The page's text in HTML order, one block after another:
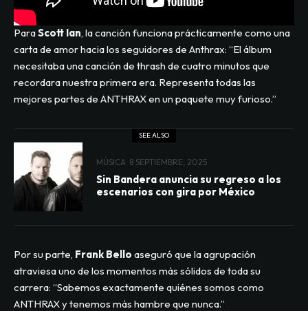
ParaScott Ian, la canción funciona prácticamente como una
carta de amor hacia los seguidores de Anthrax: “El álbum
necesitaba una canción de thrash de cuatro minutos que
recordara nuestra primera era. Representa todas las
mejores partes de ANTHRAX en un paquete muy furioso.”
SEE ALSO
MÚSICA 8 SEPTIEMBRE, 2025
Sin Bandera anuncia su regreso a los
escenarios con gira por México
Por su parte, Frank Bello aseguró que la agrupación
atraviesa uno de los momentos más sólidos de toda su
carrera: “Sabemos exactamente quiénes somos como
ANTHRAX y tenemos más hambre que nunca.”